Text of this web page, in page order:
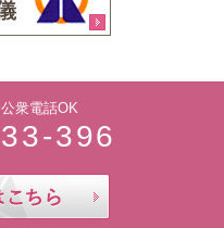
衆電話OK
396